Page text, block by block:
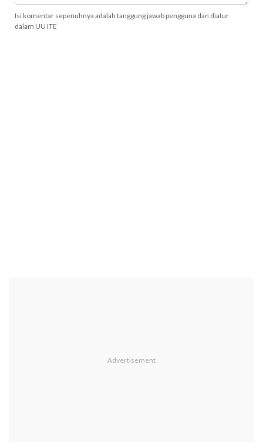
Isi komentar sepenuhnya adalah tanggung jawab pengguna dan diatur
dalam UU ITE